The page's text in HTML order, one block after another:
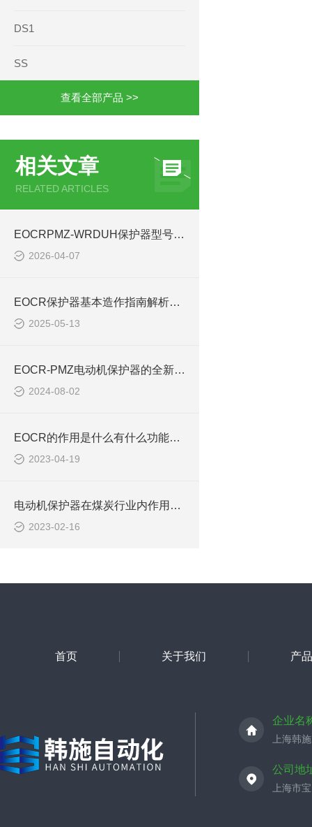
DS1
SS
查看全部产品 >>
相关文章
RELATED ARTICLES
EOCRPMZ-WRDUH保护器型号含义
2026-04-07
EOCR保护器基本造作指南解析3E420 PMZ
2025-05-13
EOCR-PMZ电动机保护器的全新升级款简介
2024-08-02
EOCR的作用是什么有什么功能EOCR-PMZ PFZ
2023-04-19
电动机保护器在煤炭行业内作用概述eocrpmz
2023-02-16
首页 关于我们 产
企业名
上海韩
公司地
上海市